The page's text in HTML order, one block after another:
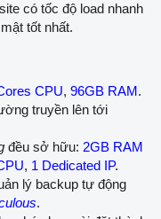
có tốc độ load nhanh
tốt nhất.
CPU, 96GB RAM.
truyền lên tới
đều sở hữu: 2GB RAM
, 1 Dedicated IP.
lý backup tự động
.